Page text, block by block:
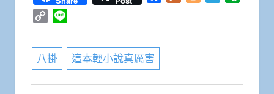
Copy
八掛 這本輕小說真厲害